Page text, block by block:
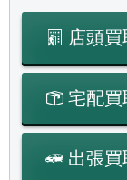
店頭買
宅配買
出張買